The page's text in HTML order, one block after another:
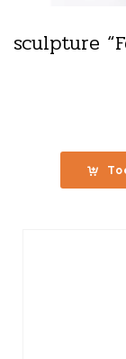
sculpture